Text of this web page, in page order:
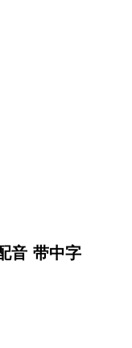
音 带中字